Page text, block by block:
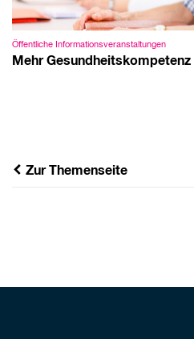
Öffentliche Informationsveranstaltungen
Mehr Gesundheitskompetenz
Zur Themenseite